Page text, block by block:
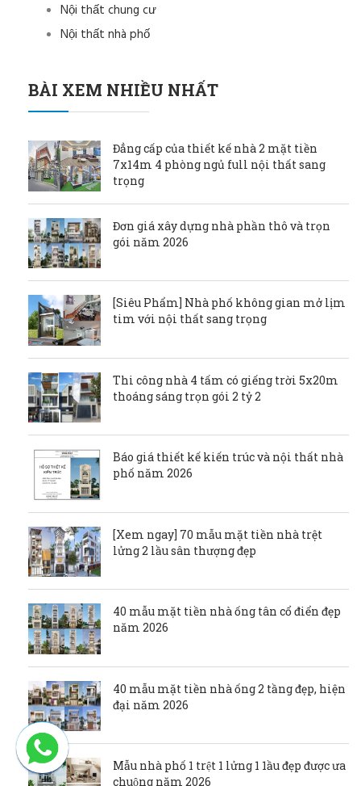
Nội thất chung cư
Nội thất nhà phố
BÀI XEM NHIỀU NHẤT
Đẳng cấp của thiết kế nhà 2 mặt tiền
7x14m 4 phòng ngủ full nội thất sang
trọng
Đơn giá xây dựng nhà phần thô và trọn
gói năm 2026
[Siêu Phẩm] Nhà phố không gian mở lịm
tim với nội thất sang trọng
Thi công nhà 4 tấm có giếng trời 5x20m
thoáng sáng trọn gói 2 tỷ 2
Báo giá thiết kế kiến trúc và nội thất nhà
phố năm 2026
[Xem ngay] 70 mẫu mặt tiền nhà trệt
lửng 2 lầu sân thượng đẹp
40 mẫu mặt tiền nhà ống tân cổ điển đẹp
năm 2026
40 mẫu mặt tiền nhà ống 2 tầng đẹp, hiện
đại năm 2026
Mẫu nhà phố 1 trệt 1 lửng 1 1ầu đẹp được ưa
chuộng năm 2026